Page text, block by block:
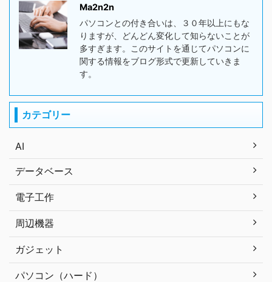
Ma2n2n
パソコンとの付き合いは、３０年以上にもな
りますが、どんどん変化して知らないことが
多すぎます。このサイトを通じてパソコンに
関する情報をブログ形式で更新していきま
す。
カテゴリー
AI
データベース
電子工作
周辺機器
ガジェット
パソコン（ハード）